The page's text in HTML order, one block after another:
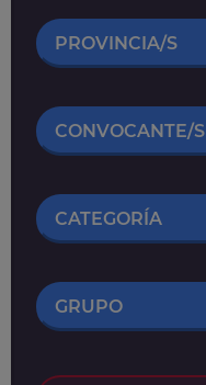
PROVINCIA/S
CONVOCANTE/S
CATEGORÍA
GRUPO